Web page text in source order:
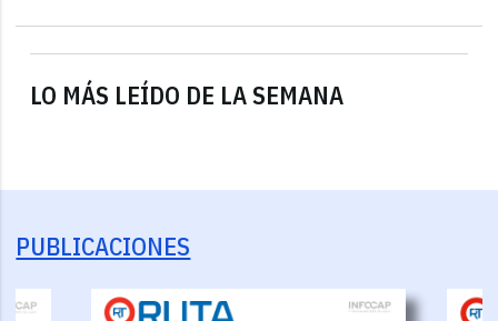
LO MÁS LEÍDO DE LA SEMANA
PUBLICACIONES